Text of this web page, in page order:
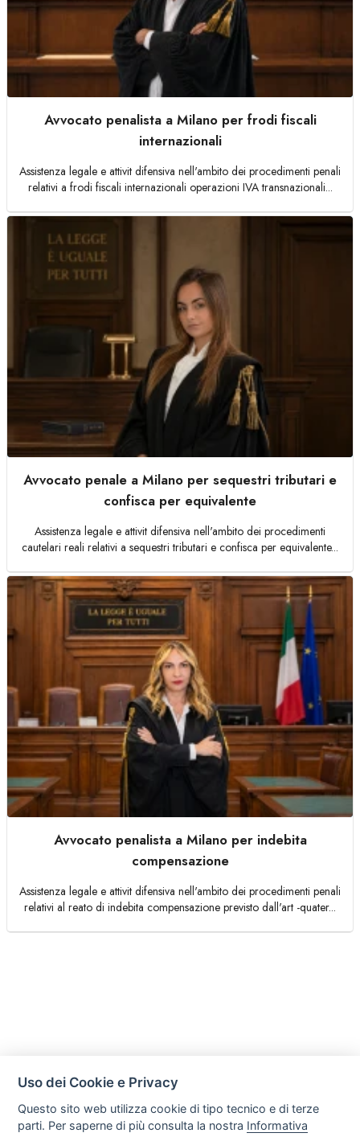
Avvocato penalista a Milano per frodi fiscali
internazionali
Assistenza legale e attivit difensiva nell'ambito dei procedimenti penali
relativi a frodi fiscali internazionali operazioni IVA transnazionali...
Avvocato penale a Milano per sequestri tributari e
confisca per equivalente
Assistenza legale e attivit difensiva nell'ambito dei procedimenti
cautelari reali relativi a sequestri tributari e confisca per equivalente...
Avvocato penalista a Milano per indebita
compensazione
Assistenza legale e attivit difensiva nell'ambito dei procedimenti penali
relativi al reato di indebita compensazione previsto dall'art -quater...
Uso dei Cookie e Privacy
Questo sito web utilizza cookie di tipo tecnico e di terze
parti. Per saperne di più consulta la nostra Informativa